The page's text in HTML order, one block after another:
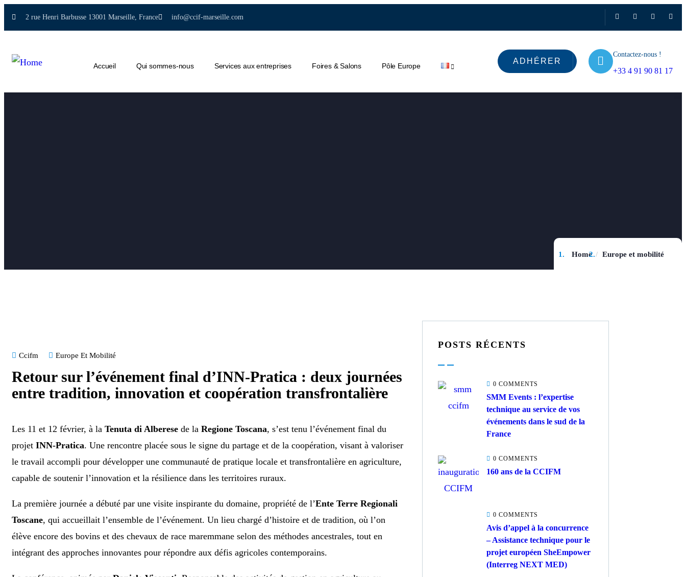
2 rue Henri Barbusse 13001 Marseille, France info@ccif-marseille.com
Accueil Qui sommes-nous Services aux entreprises Foires & Salons Pôle Europe
ADHÉRER
Contactez-nous !
+33 4 91 90 81 17
Home Europe et mobilité
Ccifm Europe Et Mobilité
Retour sur l’événement final d’INN-Pratica : deux journées
entre tradition, innovation et coopération transfrontalière
Les 11 et 12 février, à la Tenuta di Alberese de la Regione Toscana, s’est tenu l’événement final du
projet INN-Pratica. Une rencontre placée sous le signe du partage et de la coopération, visant à valoriser
le travail accompli pour développer une communauté de pratique locale et transfrontalière en agriculture,
capable de soutenir l’innovation et la résilience dans les territoires ruraux.
La première journée a débuté par une visite inspirante du domaine, propriété de l’Ente Terre Regionali
Toscane, qui accueillait l’ensemble de l’événement. Un lieu chargé d’histoire et de tradition, où l’on
élève encore des bovins et des chevaux de race maremmane selon des méthodes ancestrales, tout en
intégrant des approches innovantes pour répondre aux défis agricoles contemporains.
POSTS RÉCENTS
0 COMMENTS
SMM Events : l’expertise
technique au service de vos
événements dans le sud de la
France
0 COMMENTS
160 ans de la CCIFM
0 COMMENTS
Avis d’appel à la concurrence
– Assistance technique pour le
projet européen SheEmpower
(Interreg NEXT MED)